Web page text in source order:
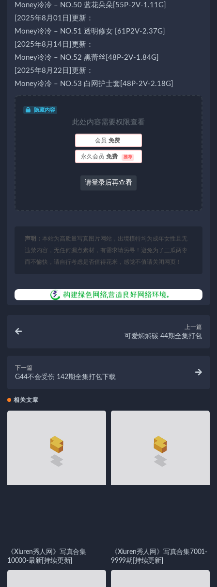
Money冷冷 – NO.50 蓝花朵朵[55P-2V-1.11G]
[2025年8月01日]更新：
Money冷冷 – NO.51 透明修女 [61P2V-2.37G]
[2025年8月14日]更新：
Money冷冷 – NO.52 黑蕾丝[48P-2V-1.84G]
[2025年8月22日]更新：
Money冷冷 – NO.53 白网护士套[48P-2V-2.18G]
隐藏内容
此处内容需要权限查看
会员 免费
永久会员 免费 推荐
请登录后再查看
声明： 本站为高质量写真图片网站，出境模特均为成年女性且无
违禁内容，无任何漏点素材，有需求请另寻！避免为了三瓜两枣
而不愉快，请自行考虑是否值得花米，感觉不值请关闭网页！
上一篇
可爱焖焖碳 44期全集打包
下一篇
G44不会受伤 142期全集打包下载
相关文章
《Xiuren秀人网》写真合集
10000-最新[持续更新]
《Xiuren秀人网》写真合集7001-
9999期[持续更新]